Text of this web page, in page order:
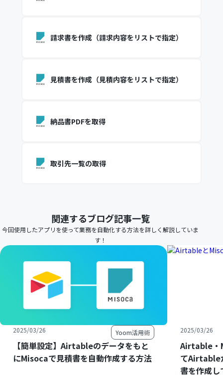
請求書を作成（請求内容をリストで指定）
見積書を作成（見積内容をリストで指定）
納品書PDFを取得
取引先一覧の取得
関連するブログ記事一覧
今回使用したアプリを使って業務を自動化する方法を詳しく解説していま
す！
2025/03/26 Yoom活用術
【簡単設定】Airtableのデータをもと
にMisocaで見積書を自動作成する方法
2025/03/26
Airtable・
てAirtable
書を作成